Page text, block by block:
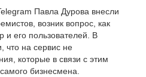
Павла Дурова внесли
возник вопрос, как
и его пользователей. В
что на сервис не
которые в связи с этим
бизнесмена.